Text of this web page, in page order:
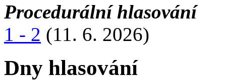
Procedurální hlasování
1 - 2 (11. 6. 2026)
Dny hlasování